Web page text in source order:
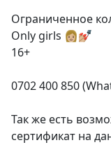
Ограниченное
Only girls 👩🏼💅🏼
16+
0702 400 850
Так же есть
сертификат на